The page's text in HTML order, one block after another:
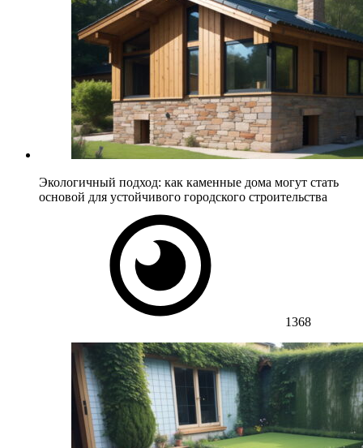
Экологичный подход: как каменные дома могут стать
основой для устойчивого городского строительства
1368